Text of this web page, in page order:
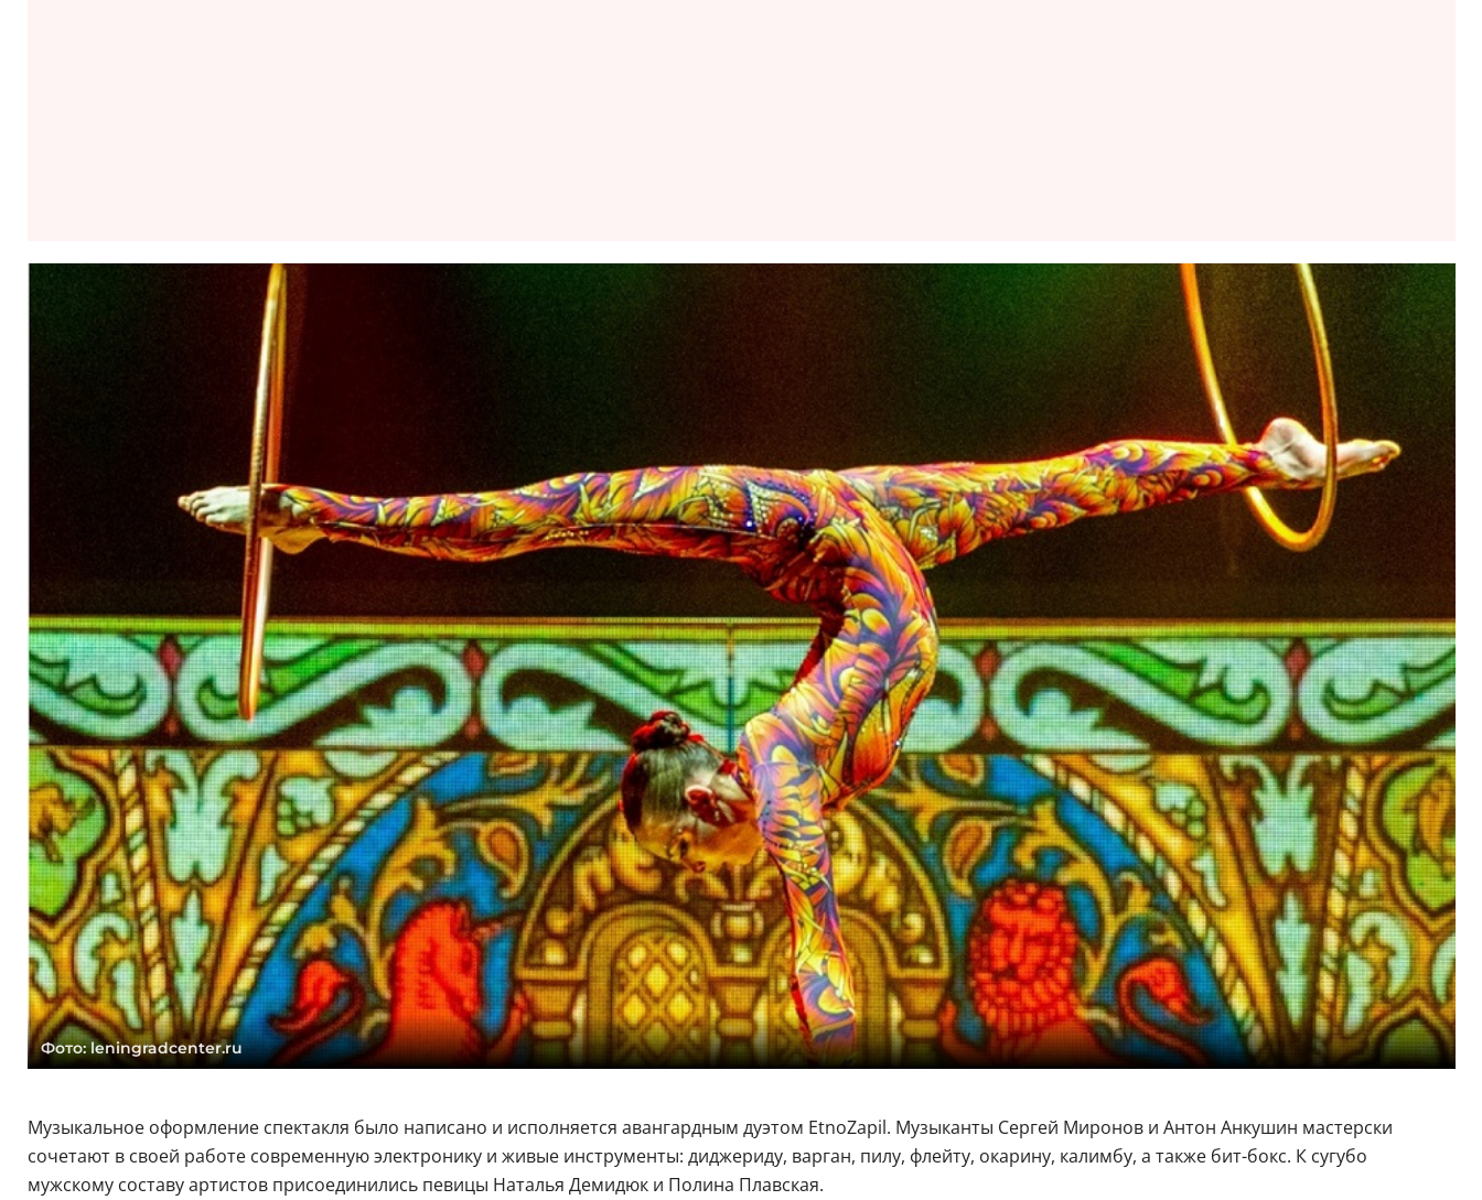
Фото: leningradcenter.ru
Музыкальное оформление спектакля было написано и исполняется авангардным дуэтом EtnoZapil. Музыканты Сергей Миронов и Антон Анкушин мастерски
сочетают в своей работе современную электронику и живые инструменты: диджериду, варган, пилу, флейту, окарину, калимбу, а также бит-бокс. К сугубо
мужскому составу артистов присоединились певицы Наталья Демидюк и Полина Плавская.